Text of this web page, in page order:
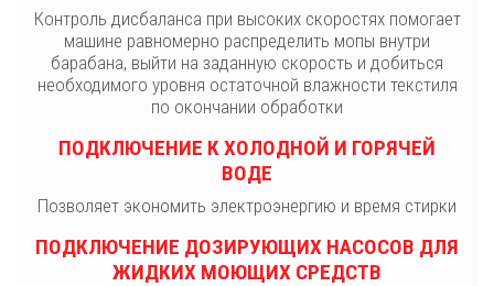
Контроль дисбаланса при высоких скоростях помогает
машине равномерно распределить мопы внутри
барабана, выйти на заданную скорость и добиться
необходимого уровня остаточной влажности текстиля
по окончании обработки
ПОДКЛЮЧЕНИЕ К ХОЛОДНОЙ И ГОРЯЧЕЙ
ВОДЕ
Позволяет экономить электроэнергию и время стирки
ПОДКЛЮЧЕНИЕ ДОЗИРУЮЩИХ НАСОСОВ ДЛЯ
ЖИДКИХ МОЮЩИХ СРЕДСТВ